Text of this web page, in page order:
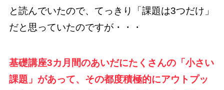
と読んでいたので、てっきり「課題は3つだけ」
だと思っていたのですが・・・
基礎講座3カ月間のあいだにたくさんの「小さい
課題」があって、その都度積極的にアウトプッ